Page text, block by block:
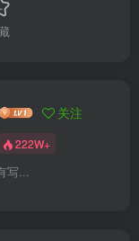
关注
222W+
写...